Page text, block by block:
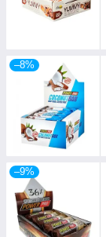
–8%
–9%